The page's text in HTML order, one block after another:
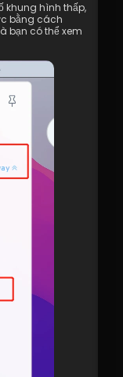
khung hình thấp,
bằng cách
bạn có thể xem